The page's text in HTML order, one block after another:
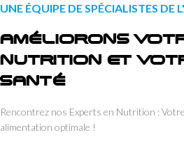
UNE ÉQUIPE DE SPÉCIALISTES DE
AMÉLIORONS
NUTRITION ET
SANTÉ
Rencontrez nos Experts en Nutrition :
alimentation optimale !